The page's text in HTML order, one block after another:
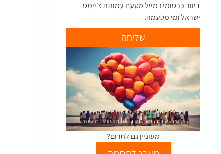
דיוור פרסומי במייל מטעם עמותת צ׳יימס
ישראל ומי מטעמה.
שליחה
מעוניין גם לתרום?